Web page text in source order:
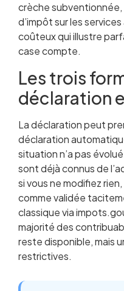
crèche
d’impôt sur les
coûteux qui illustre
case compte.
Les trois
déclaration
La déclaration peut
déclaration
situation n’a pas
sont déjà connus de
si vous ne modifiez
comme validée
classique via
majorité des
reste disponible, mais
restrictives.